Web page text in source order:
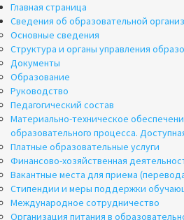
Главная страница
Сведения об образовательной
Основные сведения
Структура и органы управления
Документы
Образование
Руководство
Педагогический состав
Материально-техническое
образовательного процесса.
Платные образовательные услуги
Финансово-хозяйственная
Вакантные места для приема
Стипендии и меры поддержки
Международное сотрудничество
Организация питания в